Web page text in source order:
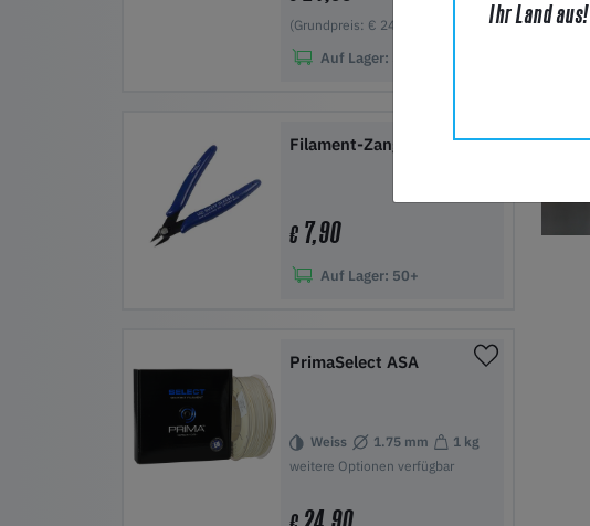
(Grundpreis: € 24,90/Stück)
Auf Lager:
Filament-Zange
€ 7,90
Auf Lager: 50+
PrimaSelect ASA
Weiss 1.75 mm
1 kg
weitere Optionen verfügbar
Ihr Land aus!